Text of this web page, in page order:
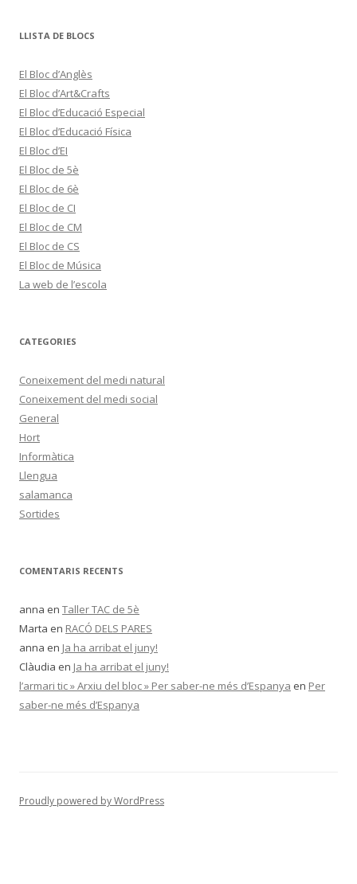
LLISTA DE BLOCS
El Bloc d’Anglès
El Bloc d’Art&Crafts
El Bloc d’Educació Especial
El Bloc d’Educació Física
El Bloc d’EI
El Bloc de 5è
El Bloc de 6è
El Bloc de CI
El Bloc de CM
El Bloc de CS
El Bloc de Música
La web de l’escola
CATEGORIES
Coneixement del medi natural
Coneixement del medi social
General
Hort
Informàtica
Llengua
salamanca
Sortides
COMENTARIS RECENTS
anna en Taller TAC de 5è
Marta en RACÓ DELS PARES
anna en Ja ha arribat el juny!
Clàudia en Ja ha arribat el juny!
l’armari tic » Arxiu del bloc » Per saber-ne més d’Espanya en Per
saber-ne més d’Espanya
Proudly powered by WordPress